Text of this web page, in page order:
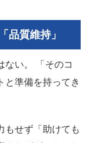
品質維持」
ない。 「そのコ
と準備を持ってき
もせず「助けても